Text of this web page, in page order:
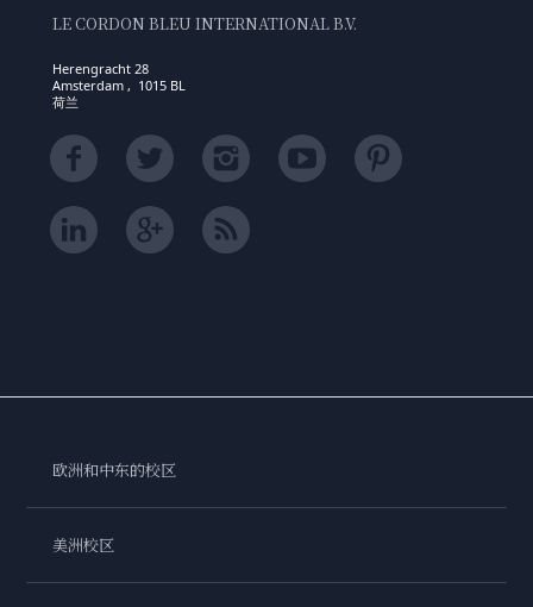
LE CORDON BLEU INTERNATIONAL B.V.
Herengracht 28
Amsterdam , 1015 BL
荷兰
欧洲和中东的校区
美洲校区